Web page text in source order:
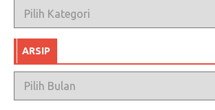
Kategori
ARSIP
Arsip